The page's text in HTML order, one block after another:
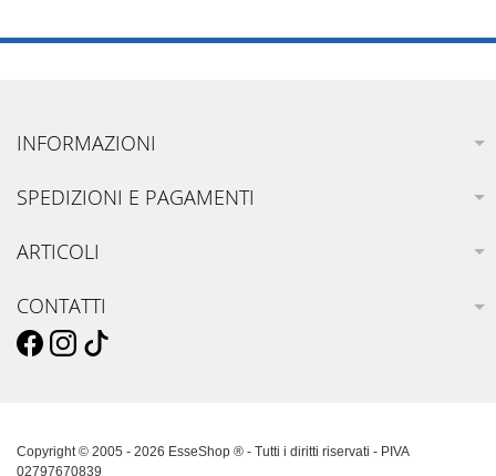
INFORMAZIONI
SPEDIZIONI E PAGAMENTI
ARTICOLI
CONTATTI
Copyright © 2005 - 2026 EsseShop ® - Tutti i diritti riservati - PIVA
02797670839